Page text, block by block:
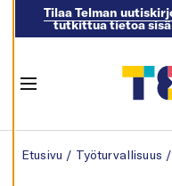
E
Tilaa Telman
tutkittua tietoa
Etusivu / Työturvallisuus /